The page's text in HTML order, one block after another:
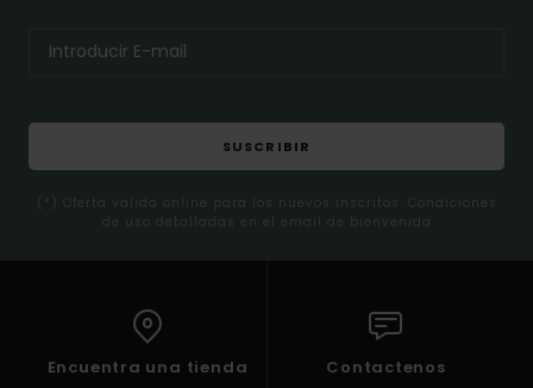
SUSCRIBIR
(*) Oferta valida online para los nuevos inscritos. Condiciones
de uso detalladas en el email de bienvenida
Encuentra una tienda Contactenos